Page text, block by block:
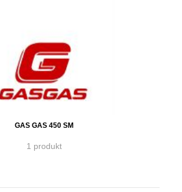
GAS GAS 450 SM
1 produkt